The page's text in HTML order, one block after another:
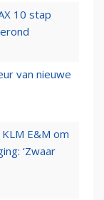
10 stap
van nieuwe
E&M om
‘Zwaar